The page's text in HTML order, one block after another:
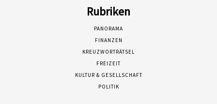
Rubriken
PANORAMA
FINANZEN
KREUZWORTRÄTSEL
FREIZEIT
KULTUR & GESELLSCHAFT
POLITIK